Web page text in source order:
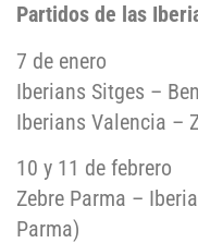
Partidos de las
7 de enero
Iberians Sitges –
Iberians Valencia –
10 y 11 de febrero
Zebre Parma –
Parma)